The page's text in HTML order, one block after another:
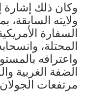
وكان ذلك
ولايته السابقة،
السفارة
المحتلة،
واعترافه
الضفة الغربية
مرتفعات